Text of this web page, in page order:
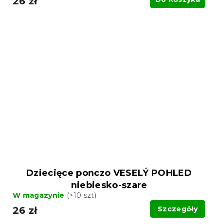
Dziecięce ponczo VESELÝ POHLED
niebiesko-szare
W magazynie (>10 szt)
26 zł Szczegóły